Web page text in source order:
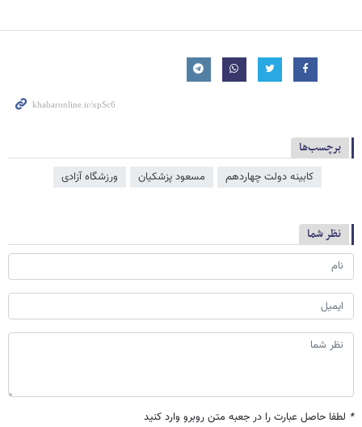
برچسب‌ها
کابینه دولت چهاردهم مسعود پزشکیان ورزشگاه آزادی
نظر شما
* لطفا حاصل عبارت را در جعبه متن روبرو وارد کنید